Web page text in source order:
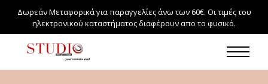
Δωρεάν Μεταφορικά για παραγγελίες άνω των 60€. Οι τιμές του
ηλεκτρονικού καταστήματος διαφέρουν απο το φυσικό.